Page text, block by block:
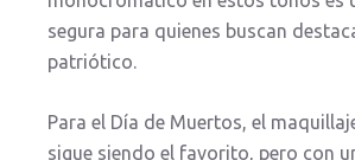
segura para quienes buscan
patriótico.
Para el Día de Muertos, el
sigue siendo el favorito, pero con